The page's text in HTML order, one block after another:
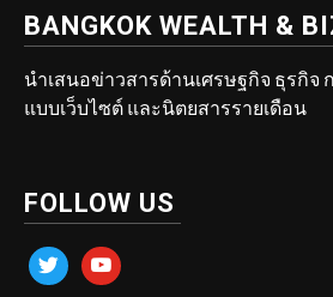
BANGKOK WEALTH &
นำเสนอข่าวสารด้านเศรษฐกิจ ธุรกิจ
แบบเว็บไซต์ และนิตยสารรายเดือน
FOLLOW US
twitter youtube